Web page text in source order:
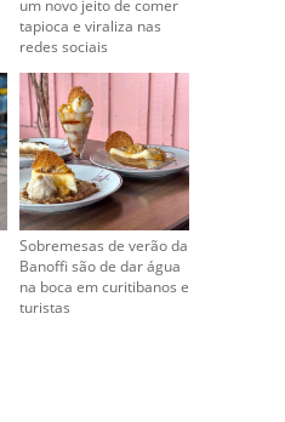
um novo jeito de comer
tapioca e viraliza nas
redes sociais
Sobremesas de verão da
Banoffi são de dar água
na boca em curitibanos e
turistas